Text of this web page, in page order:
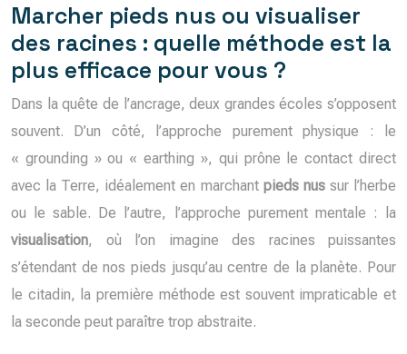
Marcher pieds nus ou visualiser
des racines : quelle méthode est la
plus efficace pour vous ?
Dans la quête de l’ancrage, deux grandes écoles s’opposent
souvent. D’un côté, l’approche purement physique : le
« grounding » ou « earthing », qui prône le contact direct
avec la Terre, idéalement en marchant pieds nussur l’herbe
ou le sable. De l’autre, l’approche purement mentale : la
visualisation, où l’on imagine des racines puissantes
s’étendant de nos pieds jusqu’au centre de la planète. Pour
le citadin, la première méthode est souvent impraticable et
la seconde peut paraître trop abstraite.